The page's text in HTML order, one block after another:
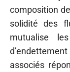
composition
solidité des
mutualise
associés